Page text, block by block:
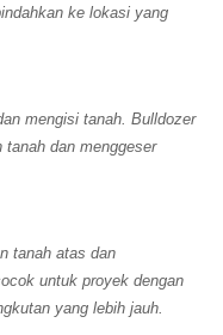
ke lokasi yang
mengisi tanah. Bulldozer
dan menggeser
tanah atas dan
untuk proyek dengan
yang lebih jauh.